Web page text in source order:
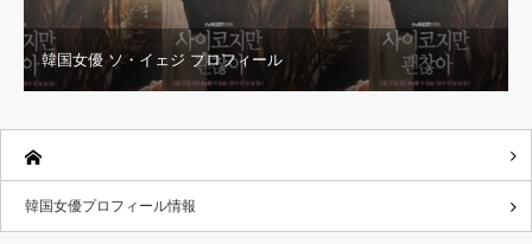
韓国女優 ソ・イェジ プロフィール
韓国女優プロフィール情報